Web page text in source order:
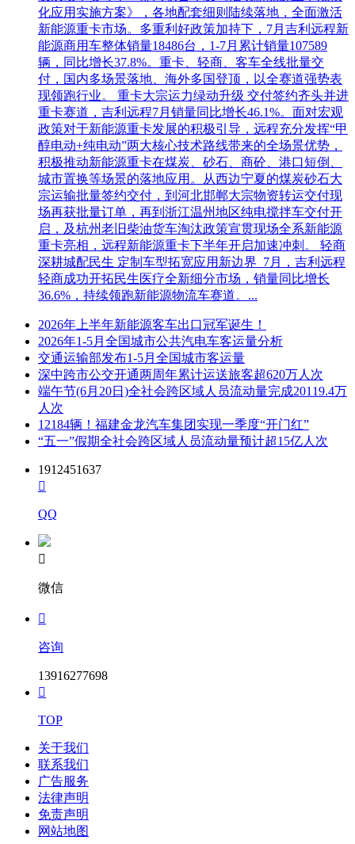
化应用实施方案》，各地配套细则陆续落地，全面激活
新能源重卡市场。多重利好政策加持下，7月吉利远程新
能源商用车整体销量18486台，1-7月累计销量107589
辆，同比增长37.8%。重卡、轻商、客车全线批量交
付，国内多场景落地、海外多国登顶，以全赛道强势表
现领跑行业。 重卡大宗运力绿动升级 交付签约齐头并进
重卡赛道，吉利远程7月销量同比增长46.1%。面对宏观
政策对于新能源重卡发展的积极引导，远程充分发挥“甲
醇电动+纯电动”两大核心技术路线带来的全场景优势，
积极推动新能源重卡在煤炭、砂石、商砼、港口短倒、
城市置换等场景的落地应用。从西边宁夏的煤炭砂石大
宗运输批量签约交付，到河北邯郸大宗物资转运交付现
场再获批量订单，再到浙江温州地区纯电搅拌车交付开
启，及杭州老旧柴油货车淘汰政策宣贯现场全系新能源
重卡亮相，远程新能源重卡下半年开启加速冲刺。 轻商
深耕城配民生 定制车型拓宽应用新边界 7月，吉利远程
轻商成功开拓民生医疗全新细分市场，销量同比增长
36.6%，持续领跑新能源物流车赛道。...
2026年上半年新能源客车出口冠军诞生！
2026年1-5月全国城市公共汽电车客运量分析
交通运输部发布1-5月全国城市客运量
深中跨市公交开通两周年累计运送旅客超620万人次
端午节(6月20日)全社会跨区域人员流动量完成20119.4万
人次
12184辆！福建金龙汽车集团实现一季度“开门红”
“五一”假期全社会跨区域人员流动量预计超15亿人次
1912451637

QQ

微信

咨询
13916277698

TOP
关于我们
联系我们
广告服务
法律声明
免责声明
网站地图